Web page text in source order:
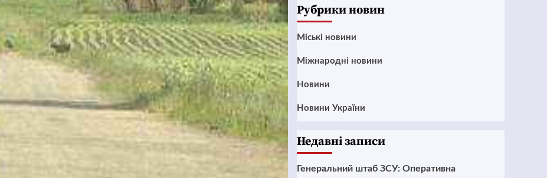
Рубрики новин
Mіські новини
Міжнародні новини
Новини
Новини України
Недавні записи
Генеральний штаб ЗСУ: Оперативна